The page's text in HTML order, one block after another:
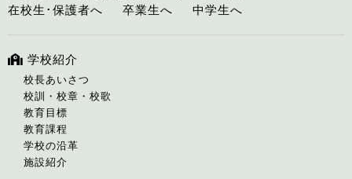
在校生･保護者へ
卒業生へ 中学生へ
学校紹介
校長あいさつ
校訓・校章・校歌
教育目標
教育課程
学校の沿革
施設紹介